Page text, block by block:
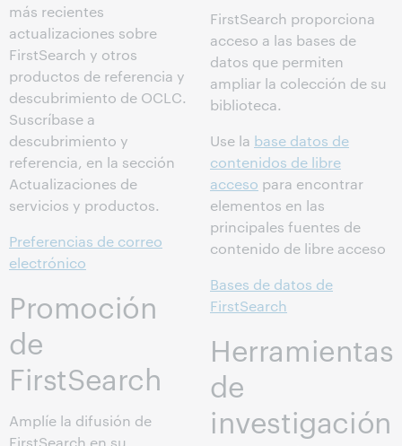
más recientes
actualizaciones sobre
FirstSearch y otros
productos de referencia y
descubrimiento de OCLC.
Suscríbase a
descubrimiento y
referencia, en la sección
Actualizaciones de
servicios y productos.
Preferencias de correo
electrónico
Promoción
de
FirstSearch
Amplíe la difusión de
FirstSearch en su
FirstSearch proporciona
acceso a las bases de
datos que permiten
ampliar la colección de su
biblioteca.
Use la base datos de
contenidos de libre
acceso para encontrar
elementos en las
principales fuentes de
contenido de libre acceso
Bases de datos de
FirstSearch
Herramientas
de
investigación